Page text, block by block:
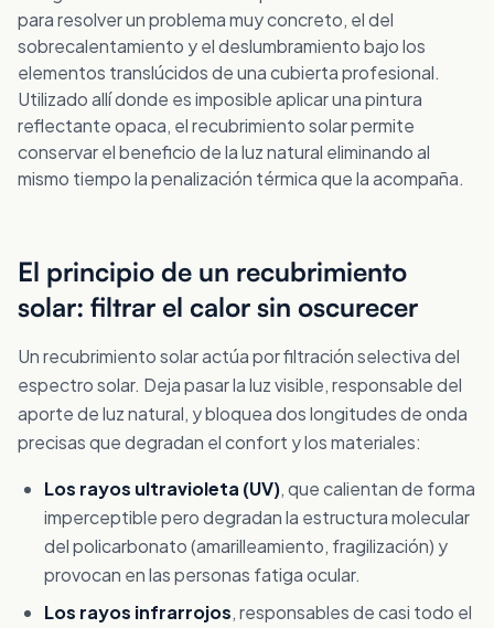
para resolver un problema muy concreto, el del
sobrecalentamiento y el deslumbramiento bajo los
elementos translúcidos de una cubierta profesional.
Utilizado allí donde es imposible aplicar una pintura
reflectante opaca, el recubrimiento solar permite
conservar el beneficio de la luz natural eliminando al
mismo tiempo la penalización térmica que la acompaña.
El principio de un recubrimiento
solar: filtrar el calor sin oscurecer
Un recubrimiento solar actúa por filtración selectiva del
espectro solar. Deja pasar la luz visible, responsable del
aporte de luz natural, y bloquea dos longitudes de onda
precisas que degradan el confort y los materiales:
Los rayos ultravioleta (UV), que calientan de forma
imperceptible pero degradan la estructura molecular
del policarbonato (amarilleamiento, fragilización) y
provocan en las personas fatiga ocular.
Los rayos infrarrojos, responsables de casi todo el